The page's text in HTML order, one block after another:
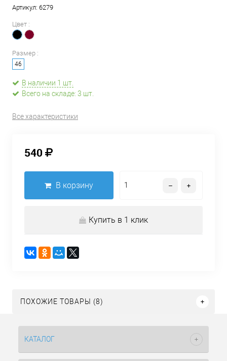
Артикул: 6279
Цвет :
Размер :
46
В наличии 1 шт.
Всего на складе: 3 шт.
Все характеристики
540
В корзину
Купить в 1 клик
ПОХОЖИЕ ТОВАРЫ (8)
КАТАЛОГ